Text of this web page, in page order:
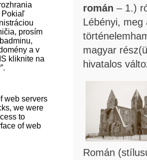
román – 1.)
Lébényi, meg
magyar
hivatalos
Román